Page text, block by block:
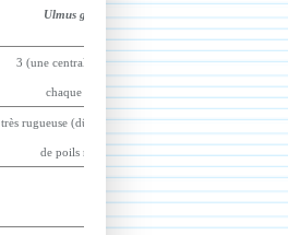
Ulmus glabra
3 (une centrale et une de
chaque côté)
très rugueuse (dû à la présence
de poils raides)